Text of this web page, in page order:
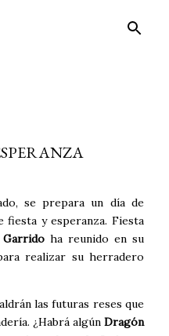
se prepara un día de
y esperanza. Fiesta
ha reunido en su
realizar su herradero
las futuras reses que
¿Habrá algún Dragón